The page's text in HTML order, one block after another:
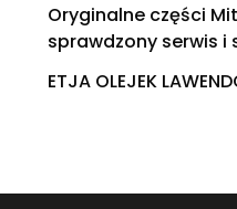
Oryginalne części
sprawdzony serwis i
ETJA OLEJEK